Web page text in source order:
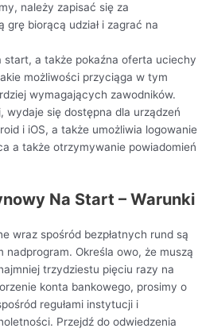
należy zapisać się za
grę biorącą udział i zagrać na
start, a także pokaźna oferta uciechy
możliwości przyciąga w tym
wymagających zawodników.
wydaje się dostępna dla urządzeń
i iOS, a także umożliwia logowanie
a także otrzymywanie powiadomień
Na Start – Warunki
wraz spośród bezpłatnych rund są
nadprogram. Określa owo, że muszą
trzydziestu pięciu razy na
konta bankowego, prosimy o
regułami instytucji i
Przejdź do odwiedzenia